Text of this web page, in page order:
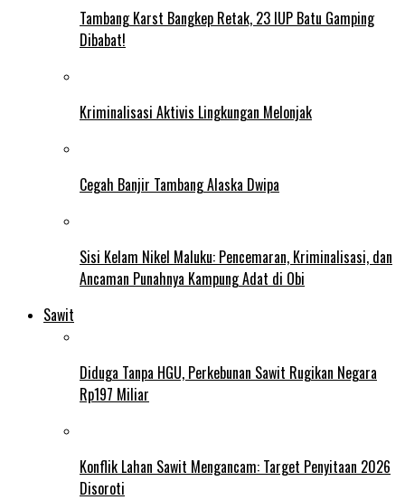
Tambang Karst Bangkep Retak, 23 IUP Batu Gamping
Dibabat!
Kriminalisasi Aktivis Lingkungan Melonjak
Cegah Banjir Tambang Alaska Dwipa
Sisi Kelam Nikel Maluku: Pencemaran, Kriminalisasi, dan
Ancaman Punahnya Kampung Adat di Obi
Sawit
Diduga Tanpa HGU, Perkebunan Sawit Rugikan Negara
Rp197 Miliar
Konflik Lahan Sawit Mengancam: Target Penyitaan 2026
Disoroti